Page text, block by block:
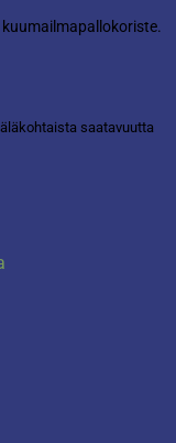
saatavuutta